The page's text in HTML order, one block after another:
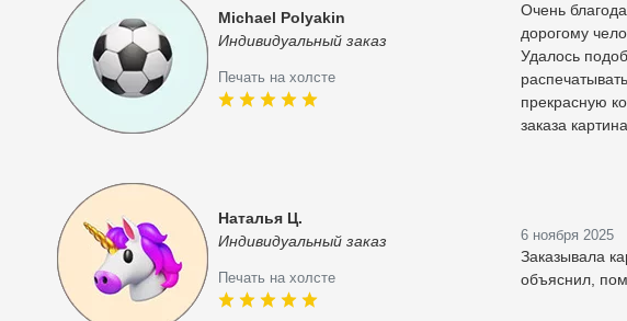
Michael Polyakin
Индивидуальный заказ
Печать на холсте
Очень
дорогому
Удалось
прекрасную
заказа
Наталья Ц.
Индивидуальный заказ
Печать на холсте
6 ноября 2025
Заказывала
объяснил,